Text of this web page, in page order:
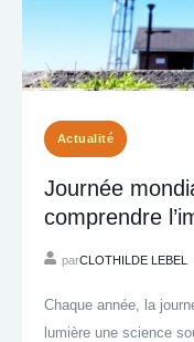
Actualité
Journée
comprendre
parCLOTHILDE LEBEL
Chaque année, la
lumière une science